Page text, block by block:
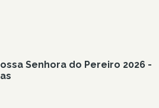
Senhora do Pereiro 2026 -